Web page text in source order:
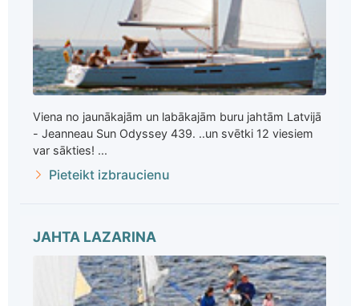
Viena no jaunākajām un labākajām buru jahtām Latvijā
- Jeanneau Sun Odyssey 439. ..un svētki 12 viesiem
var sākties! ...
Pieteikt izbraucienu
JAHTA LAZARINA